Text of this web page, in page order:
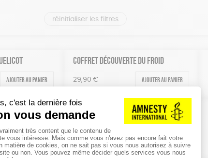
réinitialiser les filtres
Ajouter au panier
COFFRET DÉCOUVERTE DU FROID
29,90 € Ajouter au panier
BIO
Ajouter au panier
CRÈME NETTOYANTE PURIFIANTE POUR
LE VISAGE
18,00 € Ajouter au panier